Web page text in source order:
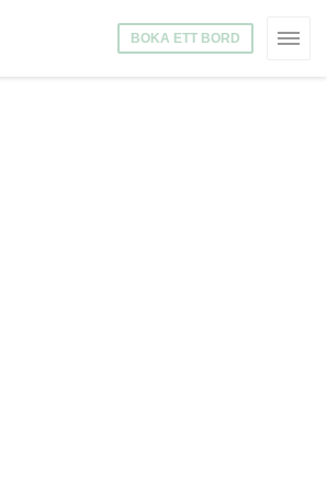
BOKA ETT BORD